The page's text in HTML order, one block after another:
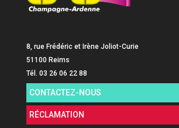
8, rue Frédéric et Irène Joliot-Curie
51100 Reims
Tél. 03 26 06 22 88
CONTACTEZ-NOUS
RÉCLAMATION